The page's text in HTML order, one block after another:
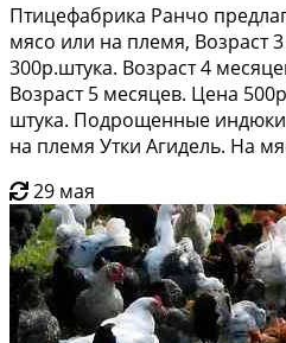
Птицефабрика Ранчо
мясо или на племя, Возраст
300р.штука. Возраст 4
Возраст 5 месяцев. Цена
штука. Подрощенные
на племя Утки Агидель. На
29 мая